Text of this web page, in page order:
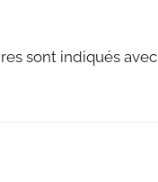
sont indiqués avec